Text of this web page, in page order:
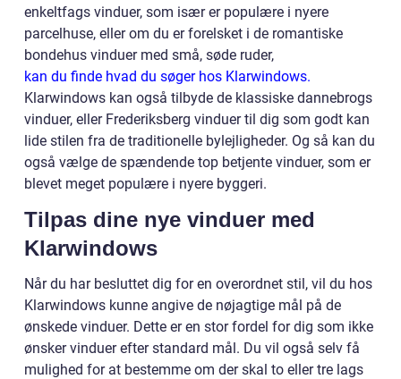
enkeltfags vinduer, som især er populære i nyere
parcelhuse, eller om du er forelsket i de romantiske
bondehus vinduer med små, søde ruder,
kan du finde hvad du søger hos Klarwindows.
Klarwindows kan også tilbyde de klassiske dannebrogs
vinduer, eller Frederiksberg vinduer til dig som godt kan
lide stilen fra de traditionelle bylejligheder. Og så kan du
også vælge de spændende top betjente vinduer, som er
blevet meget populære i nyere byggeri.
Tilpas dine nye vinduer med
Klarwindows
Når du har besluttet dig for en overordnet stil, vil du hos
Klarwindows kunne angive de nøjagtige mål på de
ønskede vinduer. Dette er en stor fordel for dig som ikke
ønsker vinduer efter standard mål. Du vil også selv få
mulighed for at bestemme om der skal to eller tre lags